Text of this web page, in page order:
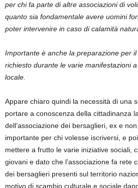
per chi fa parte di altre associazioni di
quanto sia fondamentale avere uomini
poter intervenire in caso di calamità
Importante è anche la preparazione per il
richiesto durante le varie manifestazioni
locale.
Appare chiaro quindi la necessità di una
portare a conoscenza della cittadinanza
dell’associazione dei bersaglieri, ex e
importante per chi volesse iscriversi, e
mettere a frutto le varie iniziative sociali,
giovani e dato che l’associazione fa rete
dei bersaglieri presenti sul territorio
motivo di scambio culturale e sociale